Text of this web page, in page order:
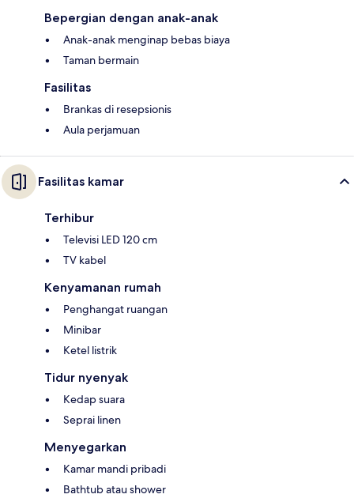
Bepergian dengan anak-anak
Anak-anak menginap bebas biaya
Taman bermain
Fasilitas
Brankas di resepsionis
Aula perjamuan
Fasilitas kamar
Terhibur
Televisi LED 120 cm
TV kabel
Kenyamanan rumah
Penghangat ruangan
Minibar
Ketel listrik
Tidur nyenyak
Kedap suara
Seprai linen
Menyegarkan
Kamar mandi pribadi
Bathtub atau shower